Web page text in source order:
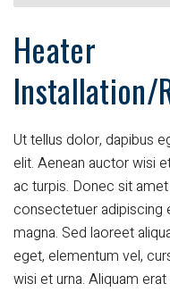
Heater
Installation/
Ut tellus dolor, dapibus
elit. Aenean auctor wisi
ac turpis. Donec sit
consectetuer adipiscing
magna. Sed laoreet
eget, elementum vel,
wisi et urna. Aliquam